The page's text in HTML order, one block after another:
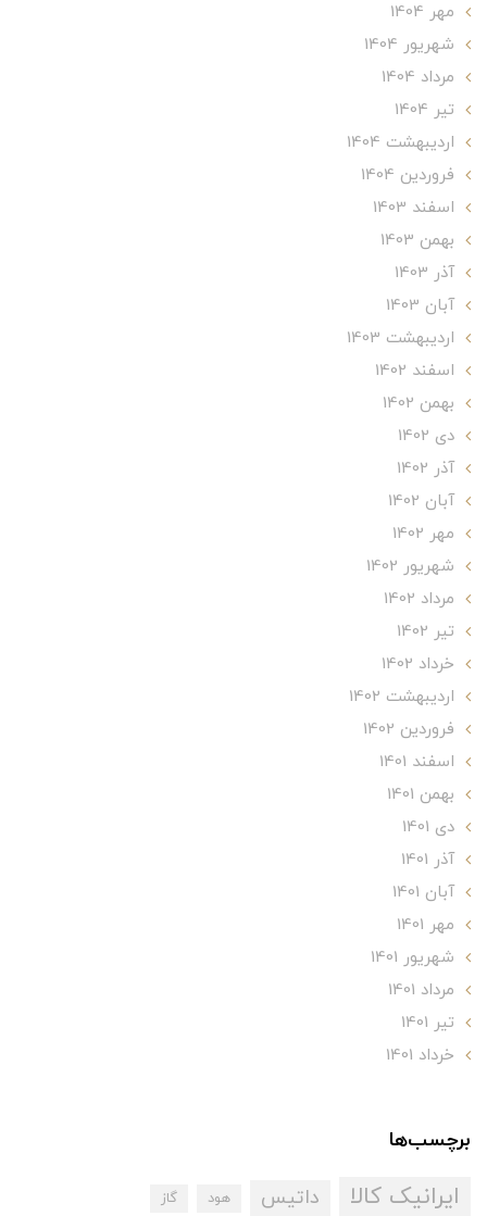
مهر 1404
شهریور 1404
مرداد 1404
تير 1404
ارديبهشت 1404
فروردین 1404
اسفند 1403
بهمن 1403
آذر 1403
آبان 1403
ارديبهشت 1403
اسفند 1402
بهمن 1402
دی 1402
آذر 1402
آبان 1402
مهر 1402
شهریور 1402
مرداد 1402
تير 1402
خرداد 1402
ارديبهشت 1402
فروردین 1402
اسفند 1401
بهمن 1401
دی 1401
آذر 1401
آبان 1401
مهر 1401
شهریور 1401
مرداد 1401
تير 1401
خرداد 1401
برچسب‌ها
ایرانیک کالا داتیس هود گاز